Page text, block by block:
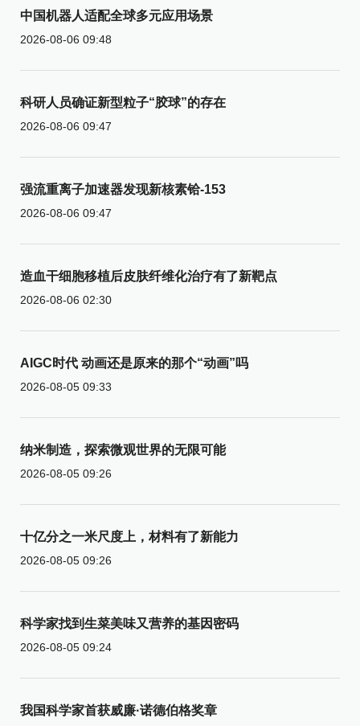
中国机器人适配全球多元应用场景
2026-08-06 09:48
科研人员确证新型粒子“胶球”的存在
2026-08-06 09:47
强流重离子加速器发现新核素铪-153
2026-08-06 09:47
造血干细胞移植后皮肤纤维化治疗有了新靶点
2026-08-06 02:30
AIGC时代 动画还是原来的那个“动画”吗
2026-08-05 09:33
纳米制造，探索微观世界的无限可能
2026-08-05 09:26
十亿分之一米尺度上，材料有了新能力
2026-08-05 09:26
科学家找到生菜美味又营养的基因密码
2026-08-05 09:24
我国科学家首获威廉·诺德伯格奖章